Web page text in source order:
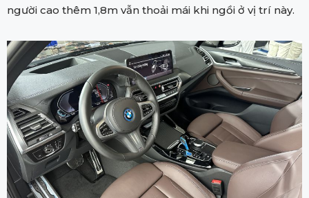
người cao thêm 1,8m vẫn thoải mái khi ngồi ở vị trí này.